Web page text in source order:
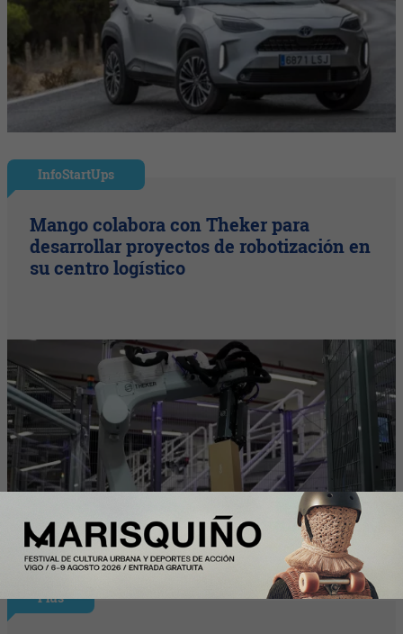
InfoStartUps
Mango colabora con Theker para
desarrollar proyectos de robotización en
su centro logístico
Plus